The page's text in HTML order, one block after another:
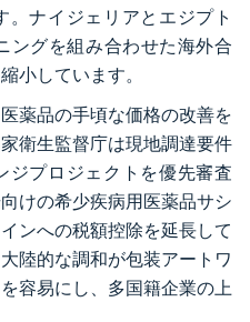
ナイジェリアとエジプト
ングを組み合わせた海外合
小しています。
薬品の手頃な価格の改善を
衛生監督庁は現地調達要件
ジプロジェクトを優先審査
けの希少疾病用医薬品サシ
ンへの税額控除を延長して
陸的な調和が包装アートワ
容易にし、多国籍企業の上